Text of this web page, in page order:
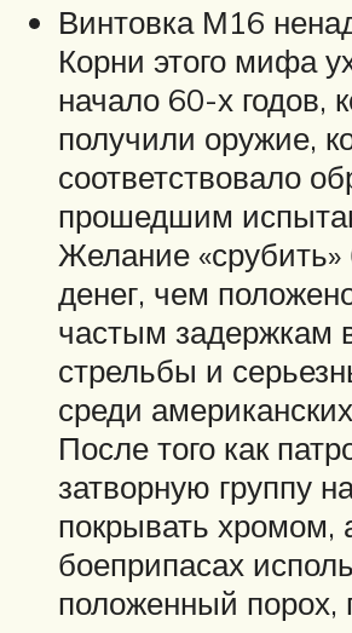
Винтовка М16
Корни этого мифа
начало 60-х годов,
получили оружие,
соответствовало
прошедшим
Желание
денег, чем
частым задержкам
стрельбы и
среди
После того как
затворную группу
покрывать хромом,
боеприпасах
положенный порох,